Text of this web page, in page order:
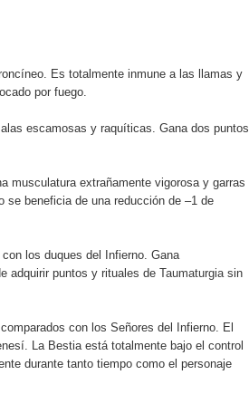
Es totalmente inmune a las llamas y
por fuego.
escamosas y raquíticas. Gana dos puntos
musculatura extrañamente vigorosa y garras
beneficia de una reducción de –1 de
los duques del Infierno. Gana
adquirir puntos y rituales de Taumaturgiasin
con los Señores del Infierno. El
La Bestia está totalmente bajo el control
durante tanto tiempo como el personaje